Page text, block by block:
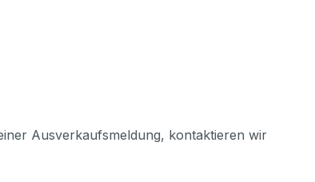
Ausverkaufsmeldung, kontaktieren wir